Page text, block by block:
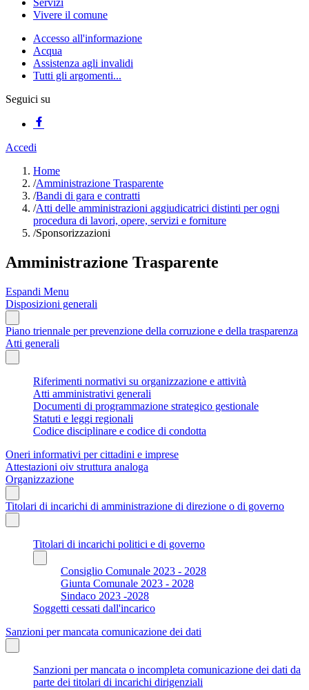
Servizi
Vivere il comune
Accesso all'informazione
Acqua
Assistenza agli invalidi
Tutti gli argomenti...
Seguici su
Accedi
Home
/Amministrazione Trasparente
/Bandi di gara e contratti
/Atti delle amministrazioni aggiudicatrici distinti per ogni
procedura di lavori, opere, servizi e forniture
/Sponsorizzazioni
Amministrazione Trasparente
Espandi Menu
Disposizioni generali
Piano triennale per prevenzione della corruzione e della trasparenza
Atti generali
Riferimenti normativi su organizzazione e attività
Atti amministrativi generali
Documenti di programmazione strategico gestionale
Statuti e leggi regionali
Codice disciplinare e codice di condotta
Oneri informativi per cittadini e imprese
Attestazioni oiv struttura analoga
Organizzazione
Titolari di incarichi di amministrazione di direzione o di governo
Titolari di incarichi politici e di governo
Consiglio Comunale 2023 - 2028
Giunta Comunale 2023 - 2028
Sindaco 2023 -2028
Soggetti cessati dall'incarico
Sanzioni per mancata comunicazione dei dati
Sanzioni per mancata o incompleta comunicazione dei dati da
parte dei titolari di incarichi dirigenziali